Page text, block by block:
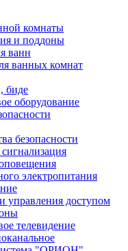
комнаты
и поддоны
ванн
ванных комнат
биде
оборудование
безопасности
электропитания
управления доступом
телевидение